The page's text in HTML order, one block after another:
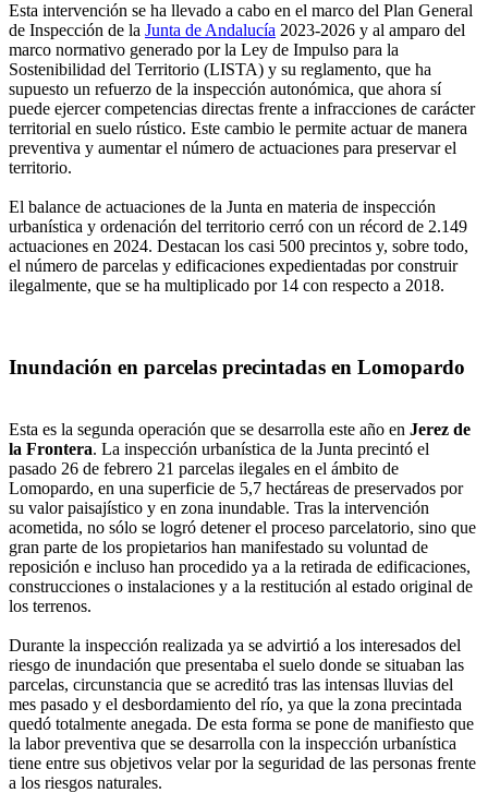
Esta intervención se ha llevado a cabo en el marco del Plan General
de Inspección de la Junta de Andalucía 2023-2026 y al amparo del
marco normativo generado por la Ley de Impulso para la
Sostenibilidad del Territorio (LISTA) y su reglamento, que ha
supuesto un refuerzo de la inspección autonómica, que ahora sí
puede ejercer competencias directas frente a infracciones de carácter
territorial en suelo rústico. Este cambio le permite actuar de manera
preventiva y aumentar el número de actuaciones para preservar el
territorio.
El balance de actuaciones de la Junta en materia de inspección
urbanística y ordenación del territorio cerró con un récord de 2.149
actuaciones en 2024. Destacan los casi 500 precintos y, sobre todo,
el número de parcelas y edificaciones expedientadas por construir
ilegalmente, que se ha multiplicado por 14 con respecto a 2018.
Inundación en parcelas precintadas en Lomopardo
Esta es la segunda operación que se desarrolla este año en Jerez de
la Frontera. La inspección urbanística de la Junta precintó el
pasado 26 de febrero 21 parcelas ilegales en el ámbito de
Lomopardo, en una superficie de 5,7 hectáreas de preservados por
su valor paisajístico y en zona inundable. Tras la intervención
acometida, no sólo se logró detener el proceso parcelatorio, sino que
gran parte de los propietarios han manifestado su voluntad de
reposición e incluso han procedido ya a la retirada de edificaciones,
construcciones o instalaciones y a la restitución al estado original de
los terrenos.
Durante la inspección realizada ya se advirtió a los interesados del
riesgo de inundación que presentaba el suelo donde se situaban las
parcelas, circunstancia que se acreditó tras las intensas lluvias del
mes pasado y el desbordamiento del río, ya que la zona precintada
quedó totalmente anegada. De esta forma se pone de manifiesto que
la labor preventiva que se desarrolla con la inspección urbanística
tiene entre sus objetivos velar por la seguridad de las personas frente
a los riesgos naturales.